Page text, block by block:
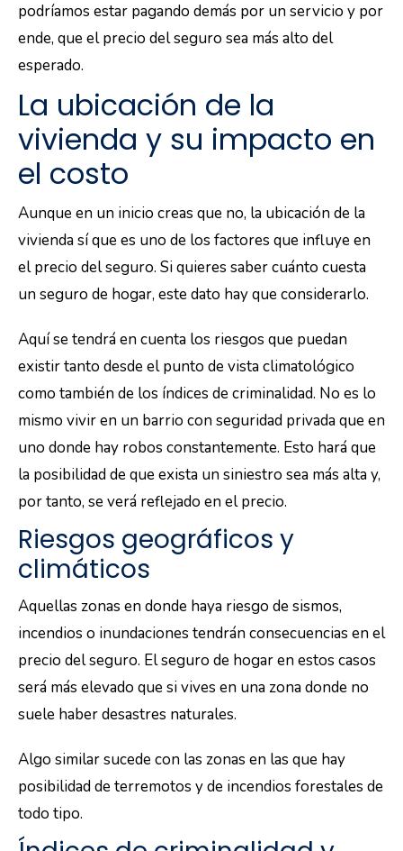
podríamos estar pagando demás por un servicio y por
ende, que el precio del seguro sea más alto del
esperado.
La ubicación de la
vivienda y su impacto en
el costo
Aunque en un inicio creas que no, la ubicación de la
vivienda sí que es uno de los factores que influye en
el precio del seguro. Si quieres saber cuánto cuesta
un seguro de hogar, este dato hay que considerarlo.
Aquí se tendrá en cuenta los riesgos que puedan
existir tanto desde el punto de vista climatológico
como también de los índices de criminalidad. No es lo
mismo vivir en un barrio con seguridad privada que en
uno donde hay robos constantemente. Esto hará que
la posibilidad de que exista un siniestro sea más alta y,
por tanto, se verá reflejado en el precio.
Riesgos geográficos y
climáticos
Aquellas zonas en donde haya riesgo de sismos,
incendios o inundaciones tendrán consecuencias en el
precio del seguro. El seguro de hogar en estos casos
será más elevado que si vives en una zona donde no
suele haber desastres naturales.
Algo similar sucede con las zonas en las que hay
posibilidad de terremotos y de incendios forestales de
todo tipo.